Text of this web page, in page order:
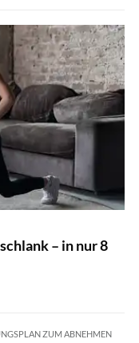
– in nur 8
ZUM ABNEHMEN